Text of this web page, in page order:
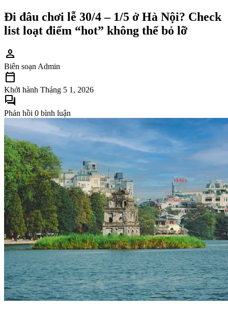
Đi đâu chơi lễ 30/4 – 1/5 ở Hà Nội? Check
list loạt điểm “hot” không thể bỏ lỡ
person
Biên soạn Admin
calendar_today
Khởi hành Tháng 5 1, 2026
forum
Phản hồi 0 bình luận